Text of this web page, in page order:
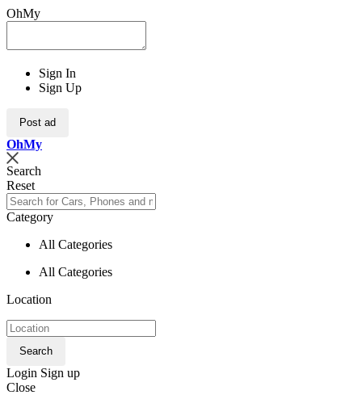
OhMy
Sign In
Sign Up
Post ad
OhMy
Search
Reset
Category
All Categories
All Categories
Location
Search
Login Sign up
Close